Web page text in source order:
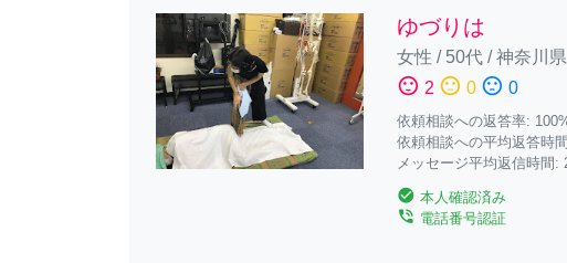
ゆづりは
女性 / 50代/神奈川県
sentiment_satisfied 2 sentiment_neutral 0 sentiment_dissatisfied 0
依頼相談への返答率:
依頼相談への平均返答時
メッセージ平均返信時間:
check_circle 本人確認済み
phone_in_talk 電話番号認証